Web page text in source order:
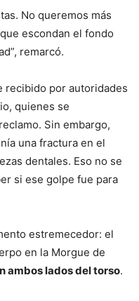
No queremos más
escondan el fondo
remarcó.
recibido por autoridades
quienes se
Sin embargo,
una fractura en el
dentales. Eso no se
si ese golpe fue para
estremecedor: el
en la Morgue de
ambos lados del torso.